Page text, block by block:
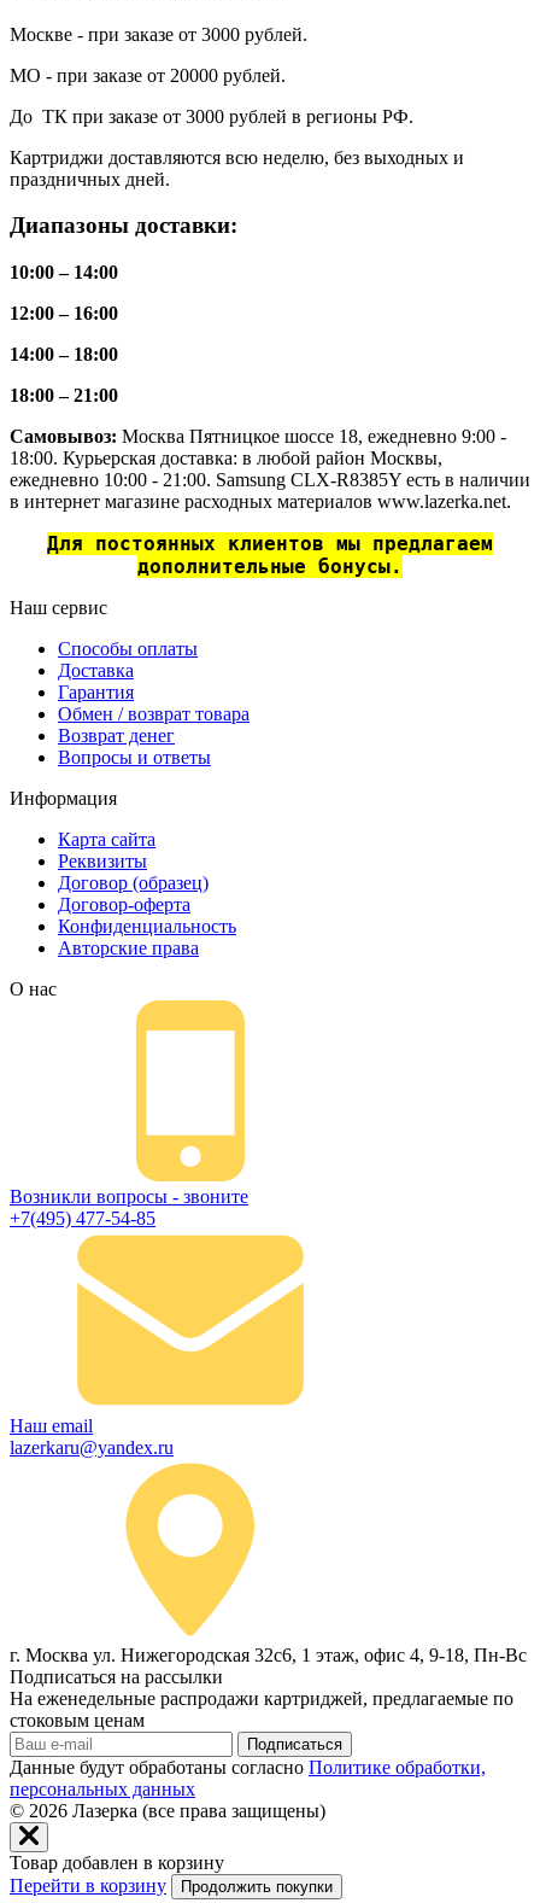
Москве - при заказе от 3000 рублей.
МО - при заказе от 20000 рублей.
До ТК при заказе от 3000 рублей в регионы РФ.
Картриджи доставляются всю неделю, без выходных и
праздничных дней.
Диапазоны доставки:
10:00 – 14:00
12:00 – 16:00
14:00 – 18:00
18:00 – 21:00
Самовывоз: Москва Пятницкое шоссе 18, ежедневно 9:00 -
18:00. Курьерская доставка: в любой район Москвы,
ежедневно 10:00 - 21:00. Samsung CLX-R8385Y есть в наличии
в интернет магазине расходных материалов www.lazerka.net.
Для постоянных клиентов мы предлагаем
дополнительные бонусы.
Наш сервис
Способы оплаты
Доставка
Гарантия
Обмен / возврат товара
Возврат денег
Вопросы и ответы
Информация
Карта сайта
Реквизиты
Договор (образец)
Договор-оферта
Конфиденциальность
Авторские права
О нас
Возникли вопросы - звоните
+7(495) 477-54-85
Наш email
lazerkaru@yandex.ru
г. Москва ул. Нижегородская 32с6, 1 этаж, офис 4, 9-18, Пн-Вс
Подписаться на рассылки
На еженедельные распродажи картриджей, предлагаемые по
стоковым ценам
Подписаться
Данные будут обработаны согласно Политике обработки,
персональных данных
© 2026 Лазерка (все права защищены)
Товар добавлен в корзину
Перейти в корзину
Продолжить покупки